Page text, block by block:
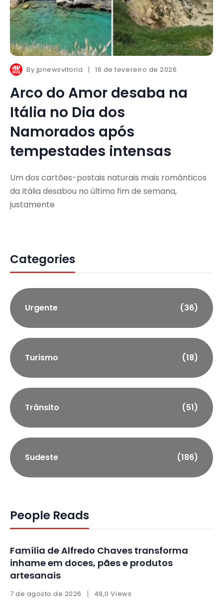
By jpnewsvitoria 16 de fevereiro de 2026
Arco do Amor desaba na
Itália no Dia dos
Namorados após
tempestades intensas
Um dos cartões-postais naturais mais românticos
da Itália desabou no último fim de semana,
justamente
Categories
Urgente (36)
Turismo (18)
Trânsito (51)
Sudeste (186)
People Reads
Família de Alfredo Chaves transforma
inhame em doces, pães e produtos
artesanais
7 de agosto de 2026 49,0 Views